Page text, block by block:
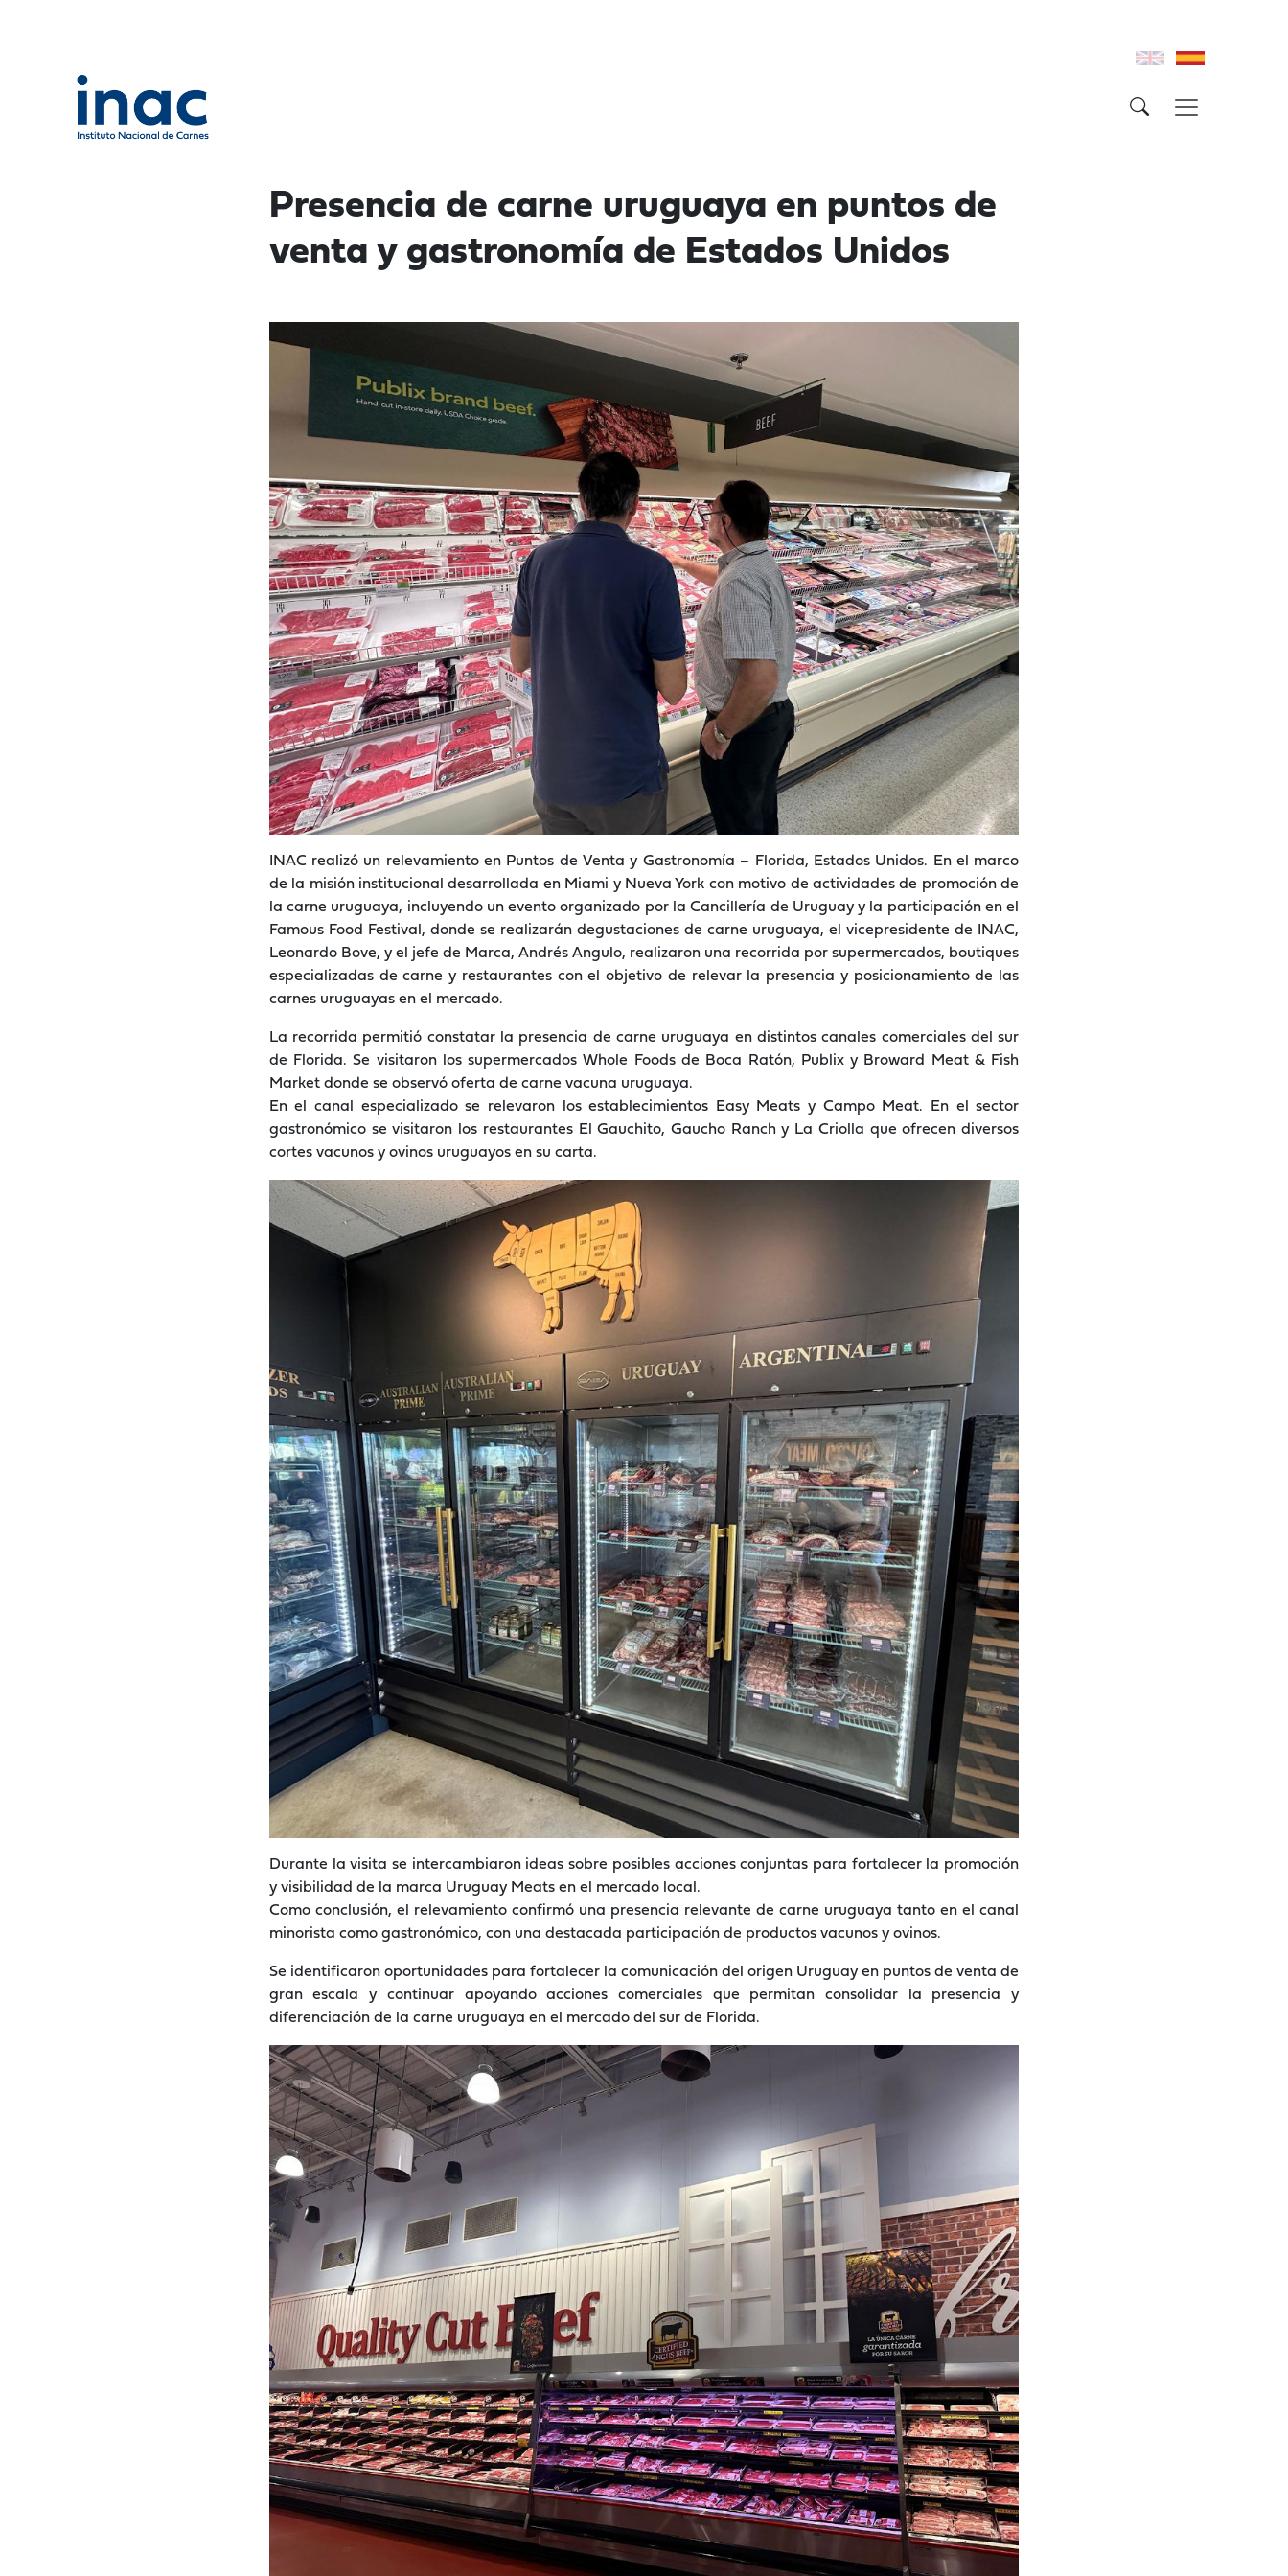
Presencia de carne uruguaya en puntos de
venta y gastronomía de Estados Unidos
INAC realizó un relevamiento en Puntos de Venta y Gastronomía – Florida, Estados Unidos. En el marco
de la misión institucional desarrollada en Miami y Nueva York con motivo de actividades de promoción de
la carne uruguaya, incluyendo un evento organizado por la Cancillería de Uruguay y la participación en el
Famous Food Festival, donde se realizarán degustaciones de carne uruguaya, el vicepresidente de INAC,
Leonardo Bove, y el jefe de Marca, Andrés Angulo, realizaron una recorrida por supermercados, boutiques
especializadas de carne y restaurantes con el objetivo de relevar la presencia y posicionamiento de las
carnes uruguayas en el mercado.
La recorrida permitió constatar la presencia de carne uruguaya en distintos canales comerciales del sur
de Florida. Se visitaron los supermercados Whole Foods de Boca Ratón, Publix y Broward Meat & Fish
Market donde se observó oferta de carne vacuna uruguaya.
En el canal especializado se relevaron los establecimientos Easy Meats y Campo Meat. En el sector
gastronómico se visitaron los restaurantes El Gauchito, Gaucho Ranch y La Criolla que ofrecen diversos
cortes vacunos y ovinos uruguayos en su carta.
Durante la visita se intercambiaron ideas sobre posibles acciones conjuntas para fortalecer la promoción
y visibilidad de la marca Uruguay Meats en el mercado local.
Como conclusión, el relevamiento confirmó una presencia relevante de carne uruguaya tanto en el canal
minorista como gastronómico, con una destacada participación de productos vacunos y ovinos.
Se identificaron oportunidades para fortalecer la comunicación del origen Uruguay en puntos de venta de
gran escala y continuar apoyando acciones comerciales que permitan consolidar la presencia y
diferenciación de la carne uruguaya en el mercado del sur de Florida.